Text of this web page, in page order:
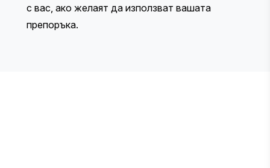
с вас, ако желаят да използват вашата
препоръка.